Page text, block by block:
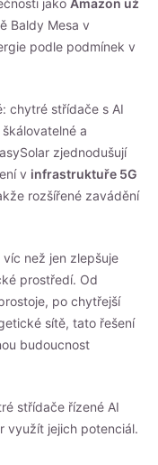
Baldy Mesa v
podle podmínek v
chytré střídače s AI
a
zjednodušují
v infrastruktuře 5G
rozšířené zavádění
než jen zlepšuje
prostředí. Od
po chytřejší
sítě, tato řešení
budoucnost
střídače řízené AI
využít jejich potenciál.